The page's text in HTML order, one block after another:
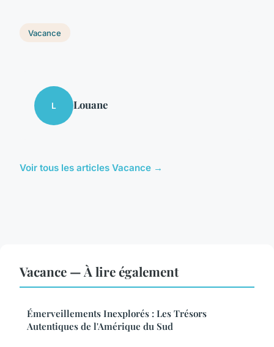
Vacance
L Louane
Voir tous les articles Vacance →
Vacance — À lire également
Émerveillements Inexplorés : Les Trésors
Autentiques de l'Amérique du Sud